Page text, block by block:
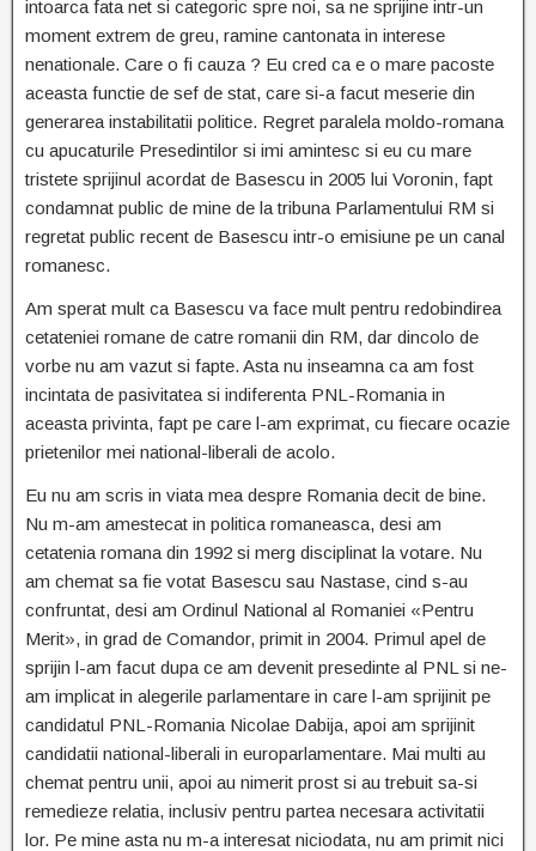
intoarca fata net si categoric spre noi, sa ne sprijine intr-un
moment extrem de greu, ramine cantonata in interese
nenationale. Care o fi cauza ? Eu cred ca e o mare pacoste
aceasta functie de sef de stat, care si-a facut meserie din
generarea instabilitatii politice. Regret paralela moldo-romana
cu apucaturile Presedintilor si imi amintesc si eu cu mare
tristete sprijinul acordat de Basescu in 2005 lui Voronin, fapt
condamnat public de mine de la tribuna Parlamentului RM si
regretat public recent de Basescu intr-o emisiune pe un canal
romanesc.
Am sperat mult ca Basescu va face mult pentru redobindirea
cetateniei romane de catre romanii din RM, dar dincolo de
vorbe nu am vazut si fapte. Asta nu inseamna ca am fost
incintata de pasivitatea si indiferenta PNL-Romania in
aceasta privinta, fapt pe care l-am exprimat, cu fiecare ocazie
prietenilor mei national-liberali de acolo.
Eu nu am scris in viata mea despre Romania decit de bine.
Nu m-am amestecat in politica romaneasca, desi am
cetatenia romana din 1992 si merg disciplinat la votare. Nu
am chemat sa fie votat Basescu sau Nastase, cind s-au
confruntat, desi am Ordinul National al Romaniei «Pentru
Merit», in grad de Comandor, primit in 2004. Primul apel de
sprijin l-am facut dupa ce am devenit presedinte al PNL si ne-
am implicat in alegerile parlamentare in care l-am sprijinit pe
candidatul PNL-Romania Nicolae Dabija, apoi am sprijinit
candidatii national-liberali in europarlamentare. Mai multi au
chemat pentru unii, apoi au nimerit prost si au trebuit sa-si
remedieze relatia, inclusiv pentru partea necesara activitatii
lor. Pe mine asta nu m-a interesat niciodata, nu am primit nici